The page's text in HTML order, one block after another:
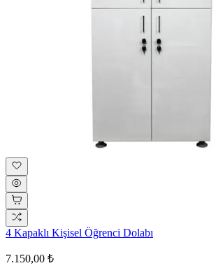
4 Kapaklı Kişisel Öğrenci Dolabı
7.150,00 ₺